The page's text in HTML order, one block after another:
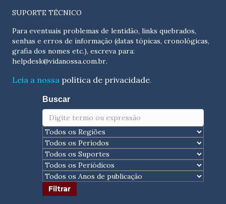
SUPORTE TÉCNICO
Para eventuais problemas de lentidão, links quebrados,
senhas e erros de informação (datas tópicas, cronológicas,
helpdesk@vidanossa.com.br.
Leia a nossa política de privacidade.
Buscar